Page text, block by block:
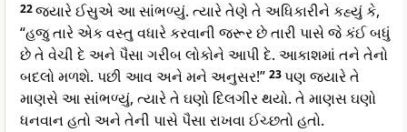
22જ્યારે ઈસુએ આ સાંભળ્યું. ત્યારે તેણે તે અધિકારીને કહ્યું કે,
“હજુ તારે એક વસ્તુ વધારે કરવાની જરૂર છે તારી પાસે જે કંઈ બધું
છે તે વેચી દે અને પૈસા ગરીબ લોકોને આપી દે. આકાશમાં તને તેનો
બદલો મળશે. પછી આવ અને મને અનુસર!” 23પણ જ્યારે તે
માણસે આ સાંભળ્યું, ત્યારે તે ઘણો દિલગીર થયો. તે માણસ ઘણો
ધનવાન હતો અને તેની પાસે પૈસા રાખવા ઈચ્છતો હતો.